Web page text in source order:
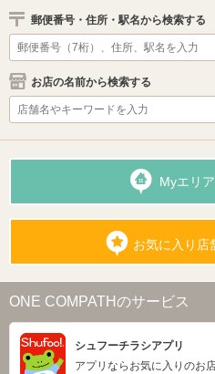
郵便番号・住所・駅名から検索する
お店の名前から検索する
Myエリ
お気に入り店
ONE COMPATHのサービス
シュフーチラシアプリ
アプリならお気に入りのお